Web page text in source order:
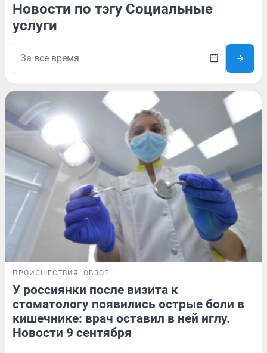
Новости по тэгу Социальные
услуги
ПРОИСШЕСТВИЯ ОБЗОР
У россиянки после визита к
стоматологу появились острые боли в
кишечнике: врач оставил в ней иглу.
Новости 9 сентября